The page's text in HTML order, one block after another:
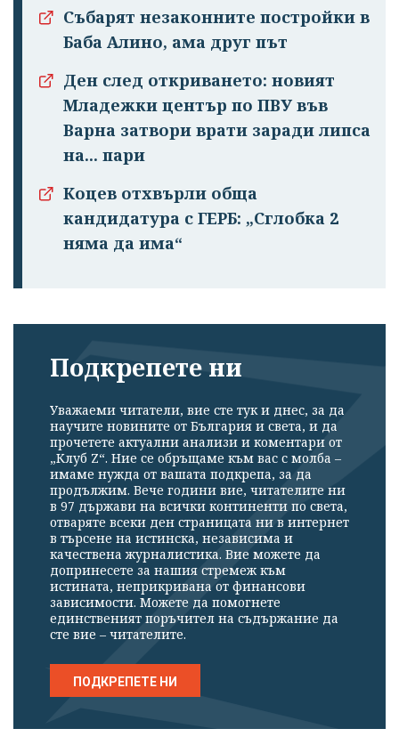
Събарят незаконните постройки в
Баба Алино, ама друг път
Ден след откриването: новият
Младежки център по ПВУ във
Варна затвори врати заради липса
на... пари
Коцев отхвърли обща
кандидатура с ГЕРБ: „Сглобка 2
няма да има“
Подкрепете ни
Уважаеми читатели, вие сте тук и днес, за да
научите новините от България и света, и да
прочетете актуални анализи и коментари от
„Клуб Z“. Ние се обръщаме към вас с молба –
имаме нужда от вашата подкрепа, за да
продължим. Вече години вие, читателите ни
в 97 държави на всички континенти по света,
отваряте всеки ден страницата ни в интернет
в търсене на истинска, независима и
качествена журналистика. Вие можете да
допринесете за нашия стремеж към
истината, неприкривана от финансови
зависимости. Можете да помогнете
единственият поръчител на съдържание да
сте вие – читателите.
ПОДКРЕПЕТЕ НИ